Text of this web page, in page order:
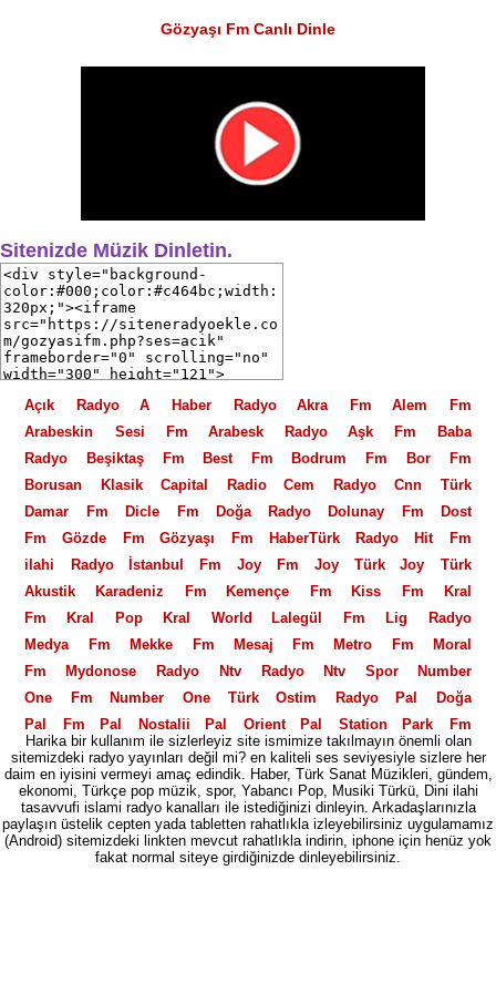
Gözyaşı Fm Canlı Dinle
Sitenizde Müzik Dinletin.
Açık Radyo A Haber Radyo Akra Fm
Alem Fm
Arabeskin Sesi Fm
Arabesk Radyo Aşk Fm
Baba
Radyo
Beşiktaş Fm Best Fm Bodrum Fm
Bor Fm
Borusan Klasik
Capital Radio Cem Radyo
Cnn Türk
Damar Fm
Dicle Fm Doğa Radyo Dolunay Fm
Dost
Fm
Gözde Fm Gözyaşı Fm HaberTürk Radyo
Hit Fm
ilahi Radyo
İstanbul Fm Joy Fm Joy Türk
Joy Türk
Akustik
Karadeniz Fm Kemençe Fm Kiss Fm
Kral
Fm
Kral Pop Kral World Lalegül Fm
Lig Radyo
Medya Fm
Mekke Fm Mesaj Fm Metro Fm
Moral
Fm
Mydonose Radyo Ntv Radyo Ntv Spor
Number
One Fm
Number One Türk Ostim Radyo
Pal Doğa
Pal Fm
Pal Nostalji Pal Orient Pal Station
Park Fm
Polis Radyosu
Power Fm Power Love Fm
Power
Türk
PowerTürk Akustik Power XL Radio Fg
Radyo
06
Radyo 2000 Radyo 3 Radyo 35 Radyo 4
Radyo
5
Radyo 7 Radyo 7 Nostalji Radyo Akdeniz
Radyo
Radyo Avrasya Türk Radyo Banko
Harika bir kullanım ile sizlerleyiz site ismimize takılmayın önemli olan
sitemizdeki radyo yayınları değil mi? en kaliteli ses seviyesiyle sizlere her
daim en iyisini vermeyi amaç edindik. Haber, Türk Sanat Müzikleri, gündem,
ekonomi, Türkçe pop müzik, spor, Yabancı Pop, Musiki Türkü, Dini ilahi
tasavvufi islami radyo kanalları ile istediğinizi dinleyin. Arkadaşlarınızla
paylaşın üstelik cepten yada tabletten rahatlıkla izleyebilirsiniz uygulamamız
(Android) sitemizdeki linkten mevcut rahatlıkla indirin, iphone için henüz yok
fakat normal siteye girdiğinizde dinleyebilirsiniz.